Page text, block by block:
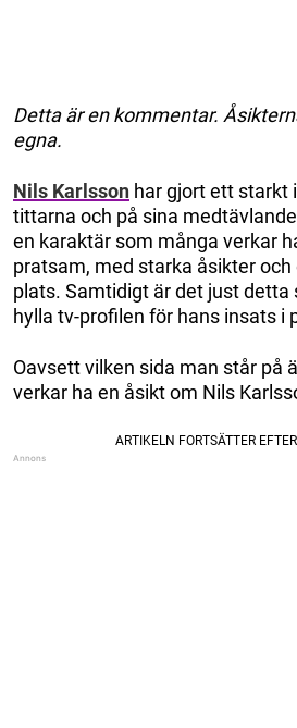
Detta är en kommentar.
egna.
Nils Karlsson har gjort ett starkt
tittarna och på sina medtävlande
en karaktär som många verkar
pratsam, med starka åsikter
plats. Samtidigt är det just
hylla tv-profilen för hans insats i
Oavsett vilken sida man står på
verkar ha en åsikt om Nils